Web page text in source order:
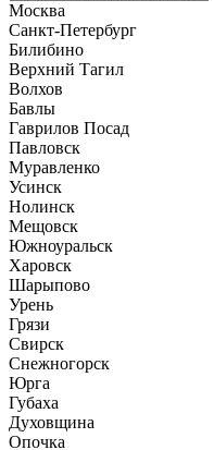
Москва
Санкт-Петербург
Билибино
Верхний Тагил
Волхов
Бавлы
Гаврилов Посад
Павловск
Муравленко
Усинск
Нолинск
Мещовск
Южноуральск
Харовск
Шарыпово
Урень
Грязи
Свирск
Снежногорск
Юрга
Губаха
Духовщина
Опочка